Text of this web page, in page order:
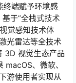
终端赋予环境感
于”全栈式技术
觉感知技术体
光雷达等全技术
3D 视觉生态产品
、微软、
游使用者实现从